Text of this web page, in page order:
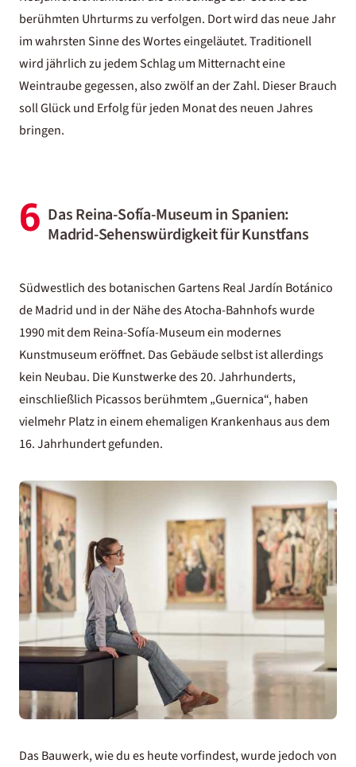
berühmten Uhrturms zu verfolgen. Dort wird das neue Jahr
im wahrsten Sinne des Wortes eingeläutet. Traditionell
wird jährlich zu jedem Schlag um Mitternacht eine
Weintraube gegessen, also zwölf an der Zahl. Dieser Brauch
soll Glück und Erfolg für jeden Monat des neuen Jahres
bringen.
6 Das Reina-Sofía-Museum in Spanien:
Madrid-Sehenswürdigkeit für Kunstfans
Südwestlich des botanischen Gartens Real Jardín Botánico
de Madrid und in der Nähe des Atocha-Bahnhofs wurde
1990 mit dem Reina-Sofía-Museum ein modernes
Kunstmuseum eröffnet. Das Gebäude selbst ist allerdings
kein Neubau. Die Kunstwerke des 20. Jahrhunderts,
einschließlich Picassos berühmtem „Guernica“, haben
vielmehr Platz in einem ehemaligen Krankenhaus aus dem
16. Jahrhundert gefunden.
Das Bauwerk, wie du es heute vorfindest, wurde jedoch von